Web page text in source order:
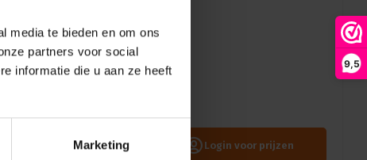
media te bieden en om ons
partners voor social
informatie die u aan ze heeft
Marketing
9,5
aan de verstelbare
geschikt voor het
Login voor prijzen